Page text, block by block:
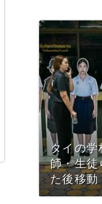
タイの
師・生徒
た後移動